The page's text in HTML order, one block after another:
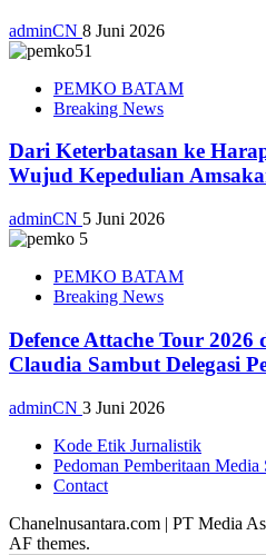
adminCN 8 Juni 2026
PEMKO BATAM
Breaking News
Dari Keterbatasan ke
Wujud Kepedulian
adminCN 5 Juni 2026
PEMKO BATAM
Breaking News
Defence Attache Tour
Claudia Sambut Delegasi
adminCN 3 Juni 2026
Kode Etik Jurnalistik
Pedoman Pemberitaan Media
Contact
Chanelnusantara.com | PT Media
AF themes.